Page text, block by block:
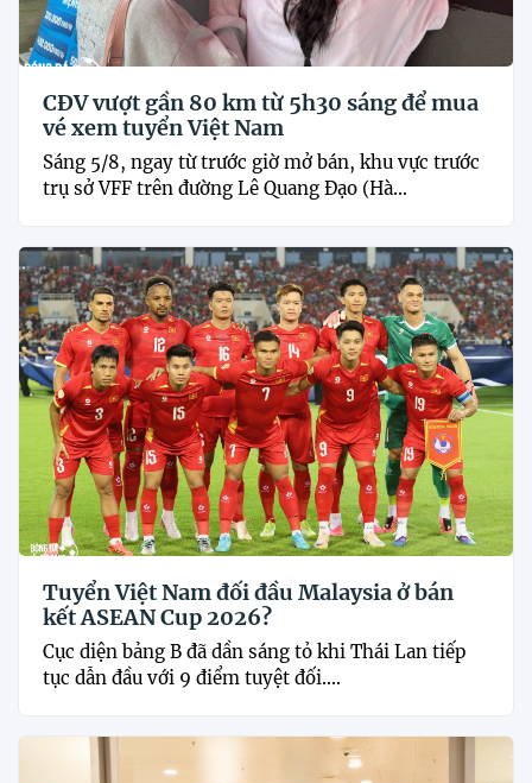
CĐV vượt gần 80 km từ 5h30 sáng để mua
vé xem tuyển Việt Nam
Sáng 5/8, ngay từ trước giờ mở bán, khu vực trước
trụ sở VFF trên đường Lê Quang Đạo (Hà...
Tuyển Việt Nam đối đầu Malaysia ở bán
kết ASEAN Cup 2026?
Cục diện bảng B đã dần sáng tỏ khi Thái Lan tiếp
tục dẫn đầu với 9 điểm tuyệt đối....